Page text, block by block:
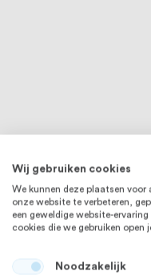
Wij gebruiken cookies
We kunnen deze plaatsen voor
onze website te verbeteren,
een geweldige website-
cookies die we gebruiken open
Noodzakelijk